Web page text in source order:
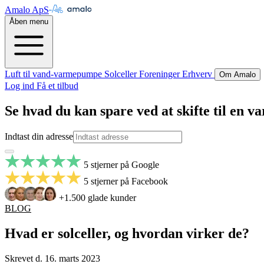
Amalo ApS
Åben menu
Luft til vand-varmepumpe SolcellerForeningerErhverv Om Amalo
Log ind Få et tilbud
Se hvad du kan spare ved at skifte til en
Indtast din adresse
5 stjerner på Google
5 stjerner på Facebook
+1.500 glade kunder
BLOG
Hvad er solceller, og hvordan virker de?
Skrevet d. 16. marts 2023